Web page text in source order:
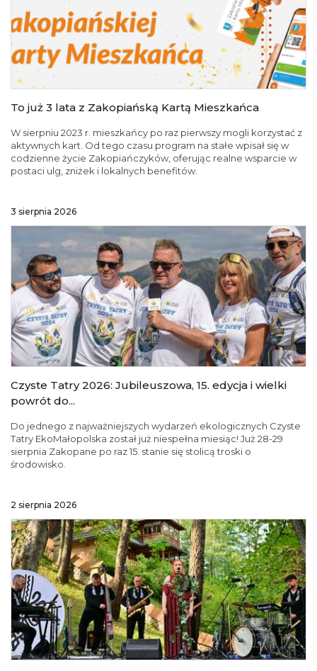
To już 3 lata z Zakopiańską Kartą Mieszkańca
W sierpniu 2023 r. mieszkańcy po raz pierwszy mogli korzystać z
aktywnych kart. Od tego czasu program na stałe wpisał się w
codzienne życie Zakopiańczyków, oferując realne wsparcie w
postaci ulg, zniżek i lokalnych benefitów.
3 sierpnia 2026
Czyste Tatry 2026: Jubileuszowa, 15. edycja i wielki
powrót do...
Do jednego z najważniejszych wydarzeń ekologicznych Czyste
Tatry EkoMałopolska został już niespełna miesiąc! Już 28-29
sierpnia Zakopane po raz 15. stanie się stolicą troski o
środowisko.
2 sierpnia 2026